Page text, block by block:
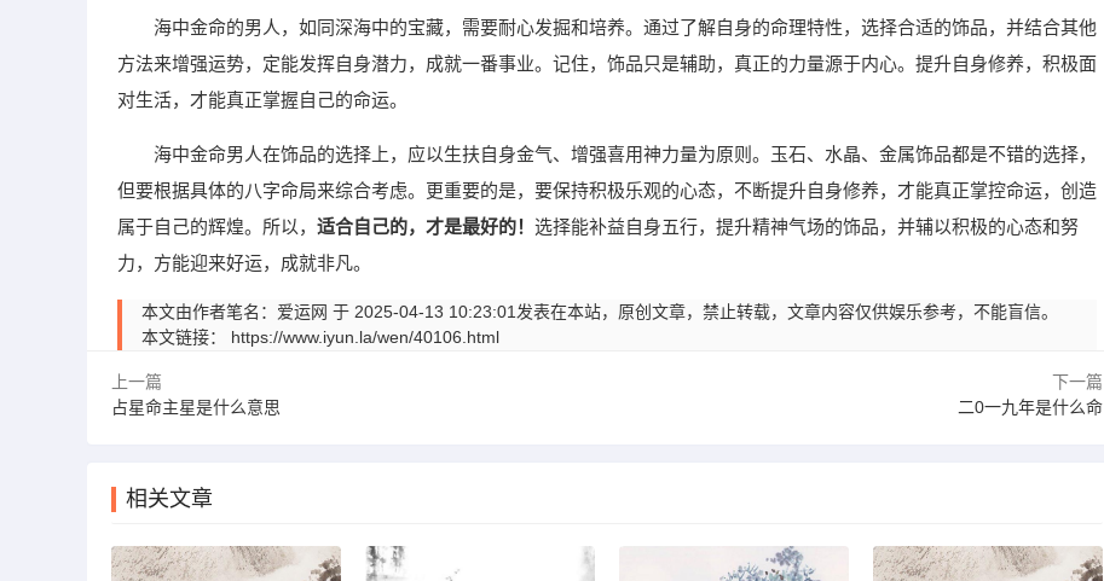
海中金命的男人，如同深海中的宝藏，需要耐心发掘和培养。通过了解自身的命理特性，选择合适的饰品，并结合其他
方法来增强运势，定能发挥自身潜力，成就一番事业。记住，饰品只是辅助，真正的力量源于内心。提升自身修养，积极面
对生活，才能真正掌握自己的命运。
海中金命男人在饰品的选择上，应以生扶自身金气、增强喜用神力量为原则。玉石、水晶、金属饰品都是不错的选择，
但要根据具体的八字命局来综合考虑。更重要的是，要保持积极乐观的心态，不断提升自身修养，才能真正掌控命运，创造
属于自己的辉煌。所以， 适合自己的，才是最好的！ 选择能补益自身五行，提升精神气场的饰品，并辅以积极的心态和努
力，方能迎来好运，成就非凡。
本文由作者笔名：爱运网 于 2025-04-13 10:23:01发表在本站，原创文章，禁止转载，文章内容仅供娱乐参考，不能盲信。
本文链接： https://www.iyun.la/wen/40106.html
上一篇
占星命主星是什么意思
下一篇
二0一九年是什么命
相关文章